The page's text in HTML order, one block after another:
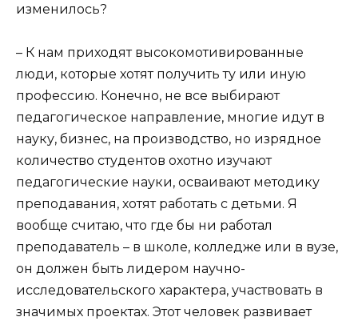
изменилось?
– К нам приходят высокомотивированные
люди, которые хотят получить ту или иную
профессию. Конечно, не все выбирают
педагогическое направление, многие идут в
науку, бизнес, на производство, но изрядное
количество студентов охотно изучают
педагогические науки, осваивают методику
преподавания, хотят работать с детьми. Я
вообще считаю, что где бы ни работал
преподаватель – в школе, колледже или в вузе,
он должен быть лидером научно-
исследовательского характера, участвовать в
значимых проектах. Этот человек развивает